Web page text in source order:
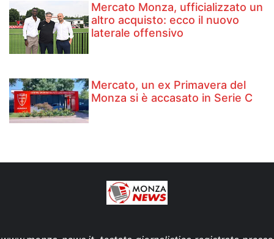
Mercato Monza, ufficializzato un
altro acquisto: ecco il nuovo
laterale offensivo
Mercato, un ex Primavera del
Monza si è accasato in Serie C